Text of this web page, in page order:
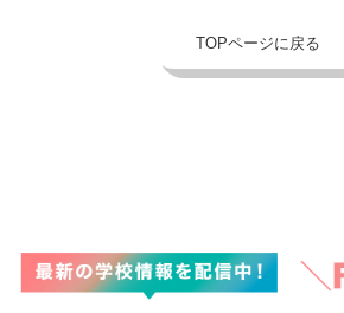
TOPページに戻る